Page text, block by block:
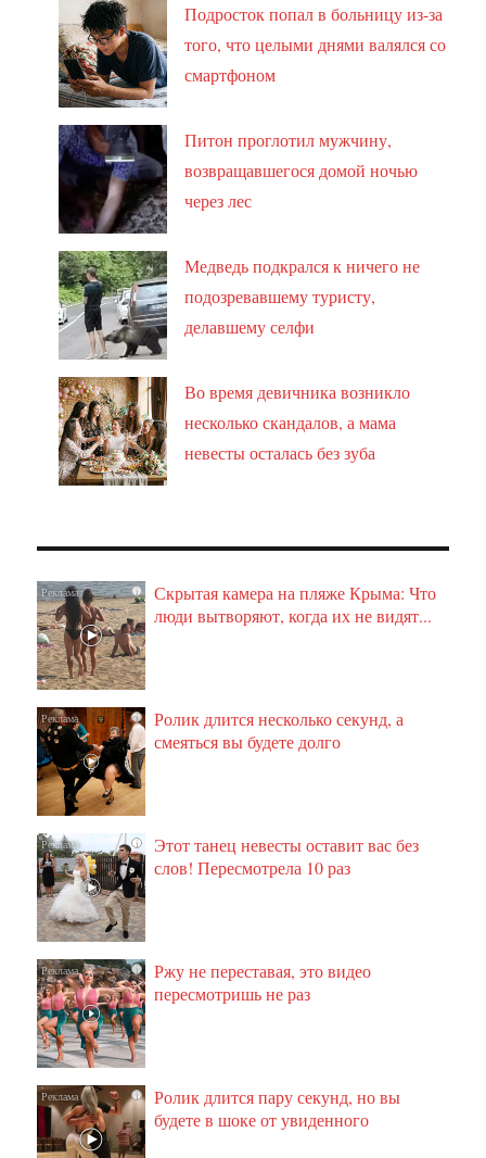
Подросток попал в больницу из-за
того, что целыми днями валялся со
смартфоном
Питон проглотил мужчину,
возвращавшегося домой ночью
через лес
Медведь подкрался к ничего не
подозревавшему туристу,
делавшему селфи
Во время девичника возникло
несколько скандалов, а мама
невесты осталась без зуба
i
Скрытая камера на пляже Крыма: Что
люди вытворяют, когда их не видят...
i
Ролик длится несколько секунд, а
смеяться вы будете долго
i
Этот танец невесты оставит вас без
слов! Пересмотрела 10 раз
i
Ржу не переставая, это видео
пересмотришь не раз
i
Ролик длится пару секунд, но вы
будете в шоке от увиденного